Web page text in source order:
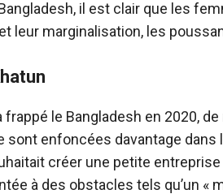
il est clair que les
leur marginalisation, les
frappé le Bangladesh en 2020,
enfoncées davantage dans
créer une petite
à des obstacles tels qu’un «